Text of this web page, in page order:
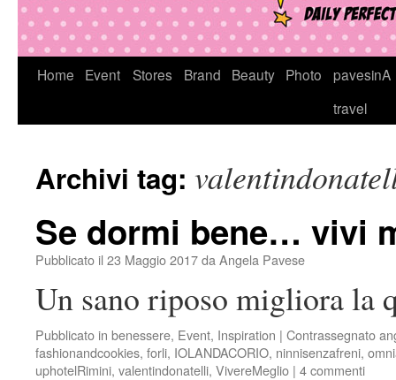
VaiHome Event Stores Brand Beauty Photo
pavesinA
travel
Archivi tag:
Se dormi bene… vivi
Pubblicato il 23 Maggio 2017da Angela Pavese
Un sano riposo migliora la
Pubblicato in benessere, Event, Inspiration | Contrassegnato
fashionandcookies, forli, IOLANDACORIO, ninnisenzafreni,
uphotelRimini, valentindonatelli, VivereMeglio | 4 commenti